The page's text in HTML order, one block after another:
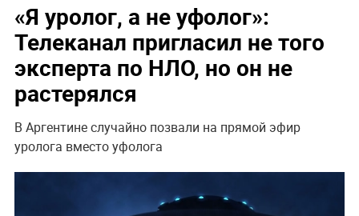
«Я уролог, а не уфолог»:
Телеканал пригласил не того
эксперта по НЛО, но он не
растерялся
В Аргентине случайно позвали на прямой эфир
уролога вместо уфолога